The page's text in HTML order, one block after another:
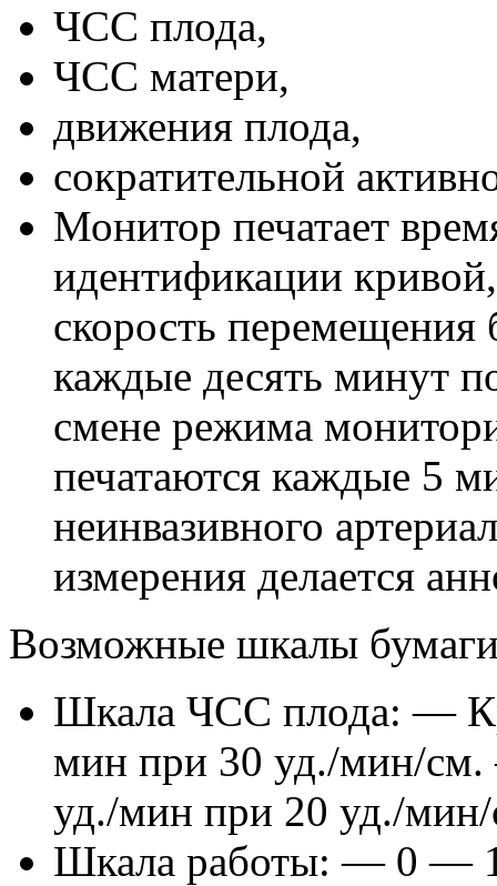
ЧСС плода,
ЧСС матери,
движения плода,
сократительной
Монитор печатает
идентификации
скорость
каждые десять минут
смене режима
печатаются каждые 5
неинвазивного
измерения делается
Возможные шкалы
Шкала ЧСС плода: —
мин при 30 уд./мин/
уд./мин при 20 уд./
Шкала работы: — 0 —